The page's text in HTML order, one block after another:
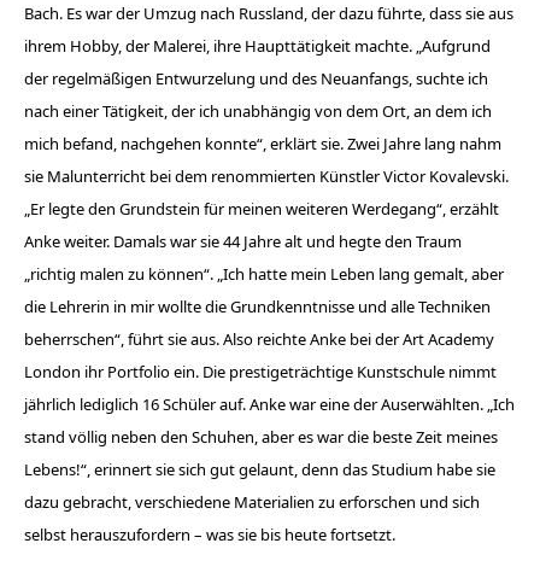
Bach. Es war der Umzug nach Russland, der dazu führte, dass sie aus
ihrem Hobby, der Malerei, ihre Haupttätigkeit machte. „Aufgrund
der regelmäßigen Entwurzelung und des Neuanfangs, suchte ich
nach einer Tätigkeit, der ich unabhängig von dem Ort, an dem ich
mich befand, nachgehen konnte“, erklärt sie. Zwei Jahre lang nahm
sie Malunterricht bei dem renommierten Künstler Victor Kovalevski.
„Er legte den Grundstein für meinen weiteren Werdegang“, erzählt
Anke weiter. Damals war sie 44 Jahre alt und hegte den Traum
„richtig malen zu können“. „Ich hatte mein Leben lang gemalt, aber
die Lehrerin in mir wollte die Grundkenntnisse und alle Techniken
beherrschen“, führt sie aus. Also reichte Anke bei der Art Academy
London ihr Portfolio ein. Die prestigeträchtige Kunstschule nimmt
jährlich lediglich 16 Schüler auf. Anke war eine der Auserwählten. „Ich
stand völlig neben den Schuhen, aber es war die beste Zeit meines
Lebens!“, erinnert sie sich gut gelaunt, denn das Studium habe sie
dazu gebracht, verschiedene Materialien zu erforschen und sich
selbst herauszufordern – was sie bis heute fortsetzt.